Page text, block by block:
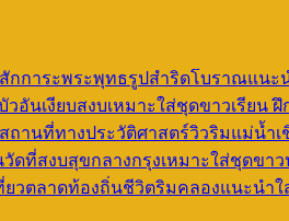
กการะพระพุทธรูปสำริดโบราณแน
วอันเงียบสงบเหมาะใส่ชุดขาวเรีย
สถานที่ทางประวัติศาสตร์วิวริมแม่น้
นวัดที่สงบสุขกลางกรุงเหมาะใส่ชุด
ยวตลาดท้องถิ่นชีวิตริมคลองแนะนำ